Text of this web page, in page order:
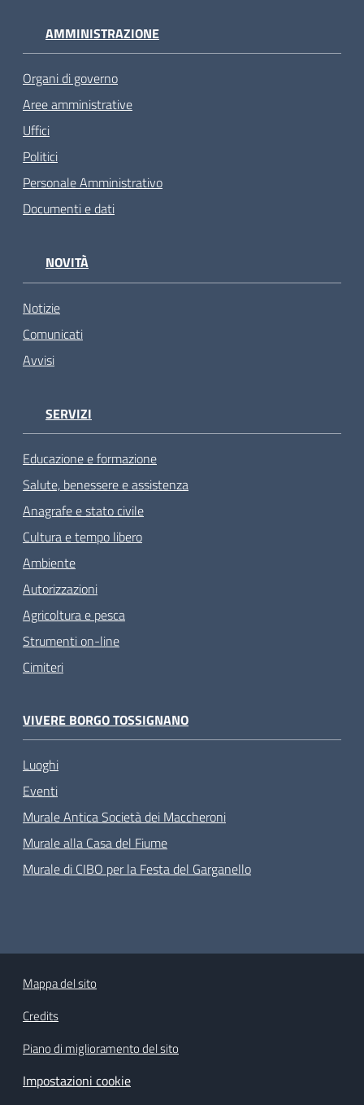
AMMINISTRAZIONE
Organi di governo
Aree amministrative
Uffici
Politici
Personale Amministrativo
Documenti e dati
NOVITÀ
Notizie
Comunicati
Avvisi
SERVIZI
Educazione e formazione
Salute, benessere e assistenza
Anagrafe e stato civile
Cultura e tempo libero
Ambiente
Autorizzazioni
Agricoltura e pesca
Strumenti on-line
Cimiteri
VIVERE BORGO TOSSIGNANO
Luoghi
Eventi
Murale Antica Società dei Maccheroni
Murale alla Casa del Fiume
Murale di CIBO per la Festa del Garganello
Mappa del sito
Credits
Piano di miglioramento del sito
Impostazioni cookie